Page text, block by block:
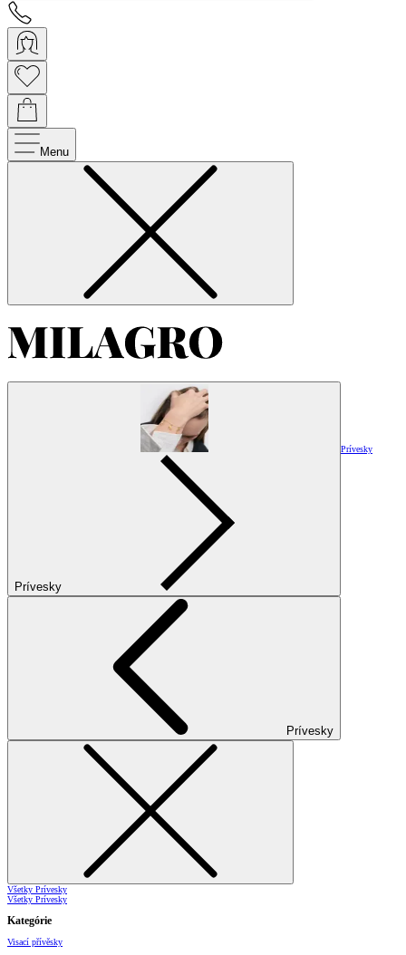
Menu
Prívesky
Prívesky
Prívesky
Všetky Prívesky
Všetky Prívesky
Kategórie
Visací přívěsky